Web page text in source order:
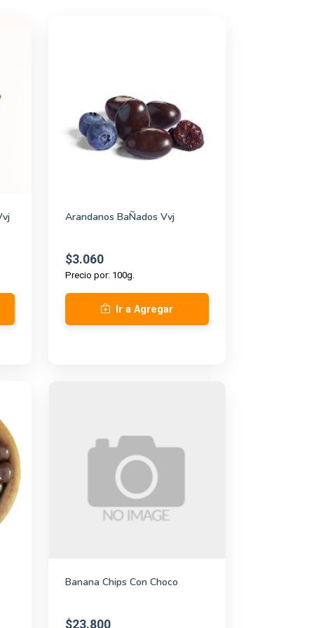
Arandanos BaÑados Vvj
$3.060
Precio por: 100g.
Ir a Agregar
Banana Chips Con Choco
$23.800